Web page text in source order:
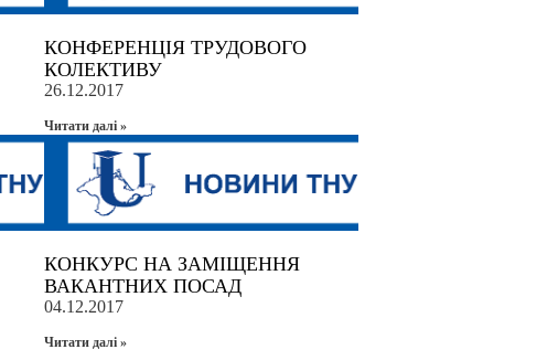
КОНФЕРЕНЦІЯ ТРУДОВОГО
КОЛЕКТИВУ
26.12.2017
Читати далi »
КОНКУРС НА ЗАМІЩЕННЯ
ВАКАНТНИХ ПОСАД
04.12.2017
Читати далi »